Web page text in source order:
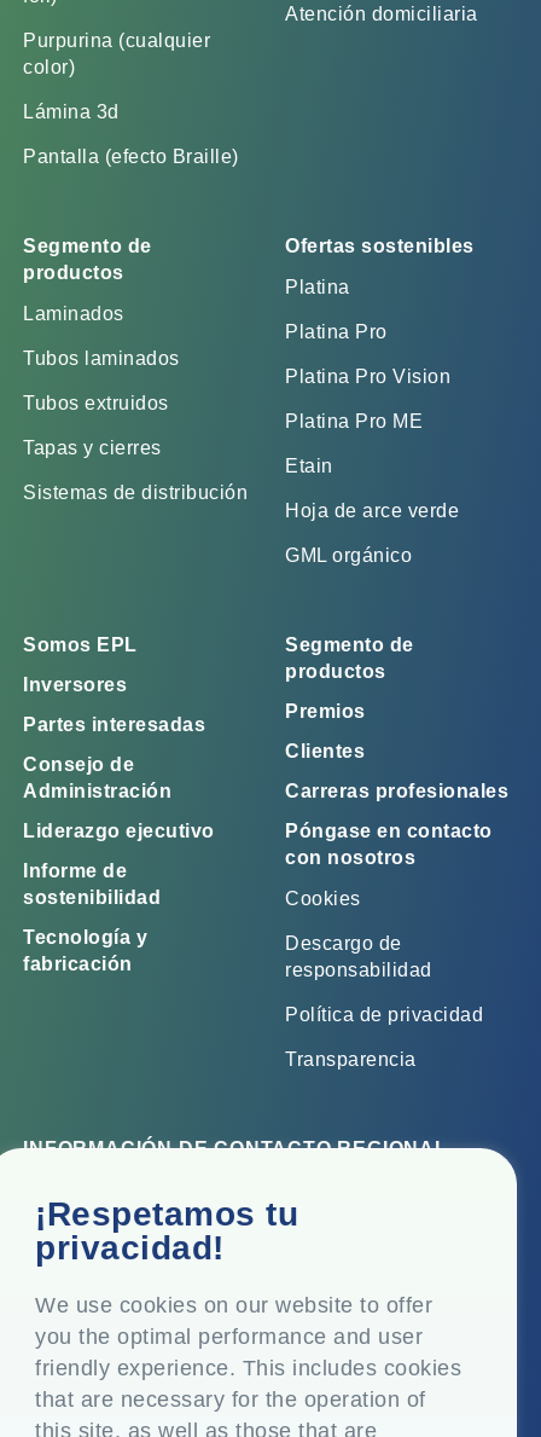
¡Respetamos tu
privacidad!
We use cookies on our website to offer
you the optimal performance and user
friendly experience. This includes cookies
that are necessary for the operation of
this site, as well as those that are
Purpurina (cualquier
color)
Lámina 3d
Pantalla (efecto Braille)
Atención domiciliaria
Segmento de
productos
Laminados
Tubos laminados
Tubos extruidos
Tapas y cierres
Sistemas de distribución
Ofertas sostenibles
Platina
Platina Pro
Platina Pro Vision
Platina Pro ME
Etain
Hoja de arce verde
GML orgánico
Somos EPL
Inversores
Partes interesadas
Consejo de
Administración
Liderazgo ejecutivo
Informe de
sostenibilidad
Tecnología y
fabricación
Segmento de
productos
Premios
Clientes
Carreras profesionales
Póngase en contacto
con nosotros
Cookies
Descargo de
responsabilidad
Política de privacidad
Transparencia
INFORMACIÓN DE CONTACTO REGIONAL
Oficina corporativa
Top Floor, Times Tower, Kamala City, Senapati Bapat
Marg, Lower Parel, Mumbai - 400 013, Maharashtra,
Domicilio social
P.O. Vasind, Taluka Shahapur, Dist. Thane - 421 604,
Maharashtra India